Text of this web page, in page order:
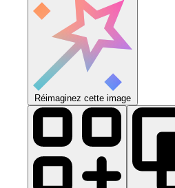
Réimaginez cette image